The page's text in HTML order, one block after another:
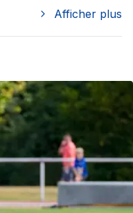
Afficher plus